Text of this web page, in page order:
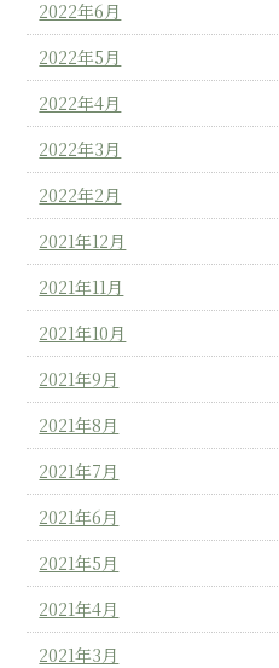
2022年6月
2022年5月
2022年4月
2022年3月
2022年2月
2021年12月
2021年11月
2021年10月
2021年9月
2021年8月
2021年7月
2021年6月
2021年5月
2021年4月
2021年3月